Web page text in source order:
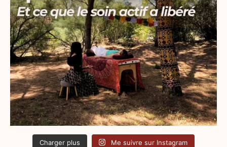
Charger plus Me suivre sur Instagram